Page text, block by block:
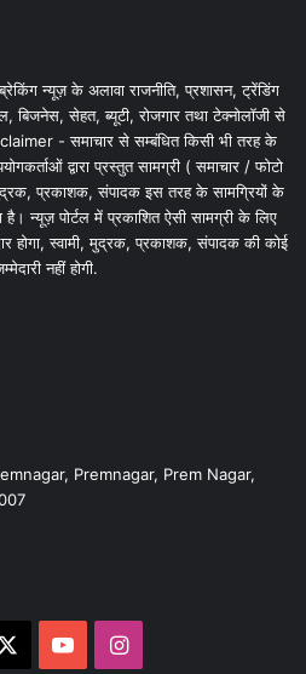
न्यूज़ के अलावा राजनीति, प्रशासन, ट्रेंडिंग
सेहत, ब्यूटी, रोजगार तथा टेक्नोलॉजी से
- समाचार से सम्बंधित किसी भी तरह के
द्वारा प्रस्तुत सामग्री ( समाचार / फोटो
मुद्रक, प्रकाशक, संपादक इस तरह के सामग्रियों के
है। न्यूज़ पोर्टल में प्रकाशित ऐसी सामग्री के लिए
होगा, स्वामी, मुद्रक, प्रकाशक, संपादक की कोई
नहीं होगी.
Premnagar, Prem Nagar,
YouTubeInstagram